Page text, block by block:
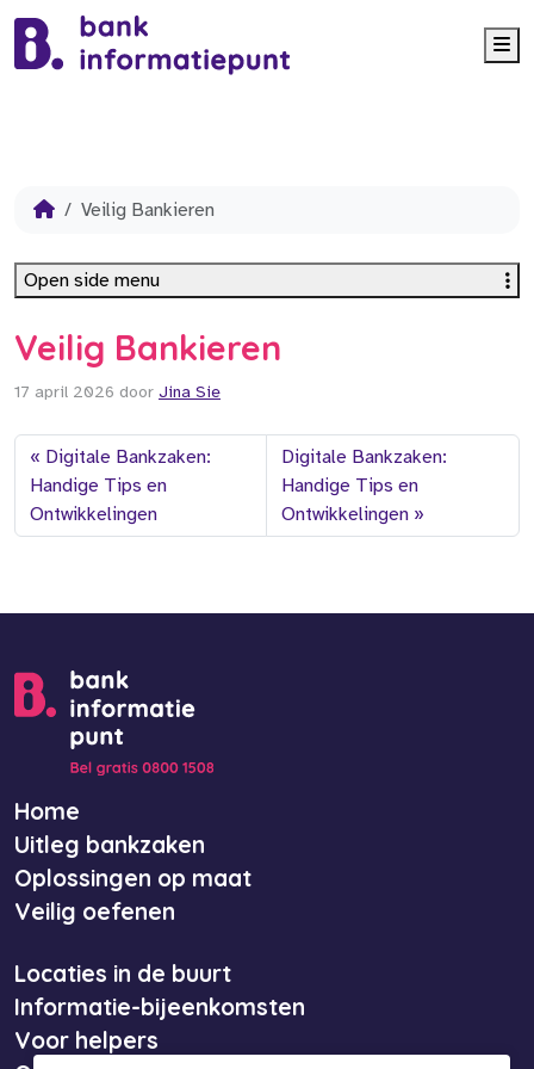
Veilig Bankieren
Veilig Bankieren
17 april 2026 door Jina Sie
Digitale Bankzaken:
Handige Tips en
Ontwikkelingen
Digitale Bankzaken:
Handige Tips en
Ontwikkelingen
Open side menu
Home
Uitleg bankzaken
Oplossingen op maat
Veilig oefenen
Locaties in de buurt
Informatie-bijeenkomsten
Voor helpers